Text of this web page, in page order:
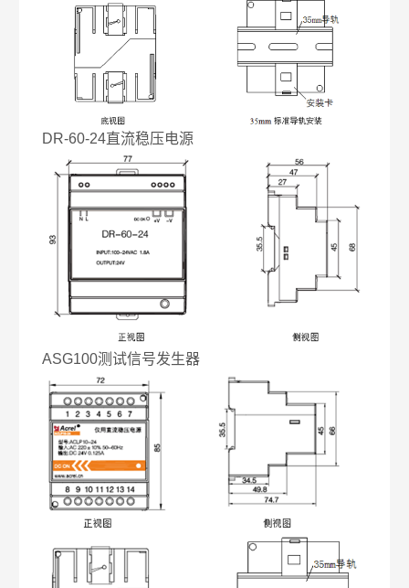
DR-60-24直流稳压电源
ASG100测试信号发生器